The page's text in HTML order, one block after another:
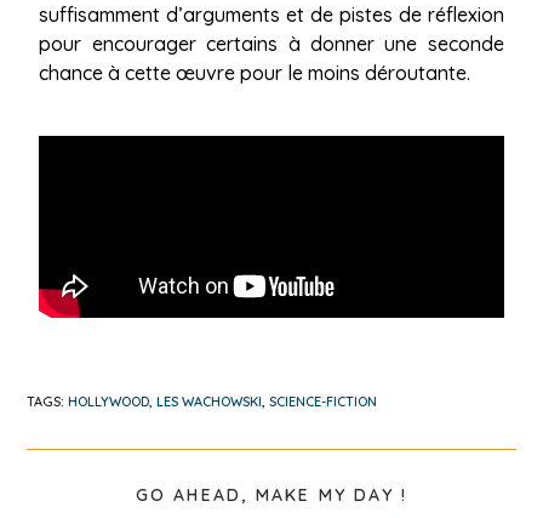
suffisamment d’arguments et de pistes de réflexion
pour encourager certains à donner une seconde
chance à cette œuvre pour le moins déroutante.
TAGS:HOLLYWOOD LES WACHOWSKI SCIENCE-FICTION
GO AHEAD, MAKE MY DAY !